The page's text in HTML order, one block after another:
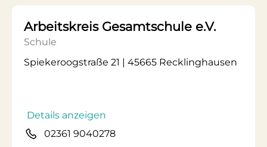
Arbeitskreis Gesamtschule e.V.
Schule
Spiekeroogstraße 21 | 45665 Recklinghausen
Details anzeigen
02361 9040278